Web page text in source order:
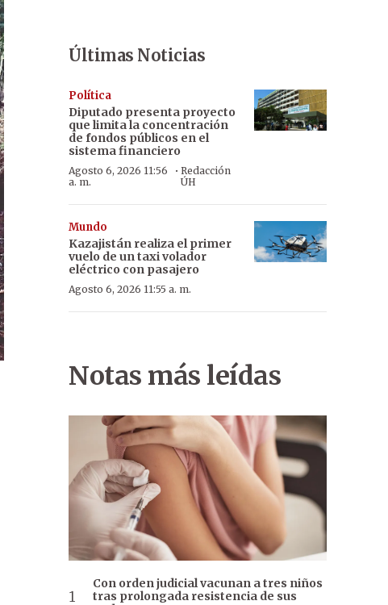
Últimas Noticias
Política
Diputado presenta proyecto
que limita la concentración
de fondos públicos en el
sistema financiero
Agosto 6, 2026 11:56
a. m.
·Redacción
ÚH
Mundo
Kazajistán realiza el primer
vuelo de un taxi volador
eléctrico con pasajero
Agosto 6, 2026 11:55 a. m.
Notas más leídas
Con orden judicial vacunan a tres niños
tras prolongada resistencia de sus